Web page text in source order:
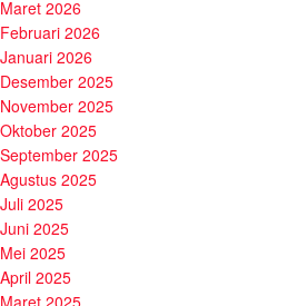
Maret 2026
Februari 2026
Januari 2026
Desember 2025
November 2025
Oktober 2025
September 2025
Agustus 2025
Juli 2025
Juni 2025
Mei 2025
April 2025
Maret 2025